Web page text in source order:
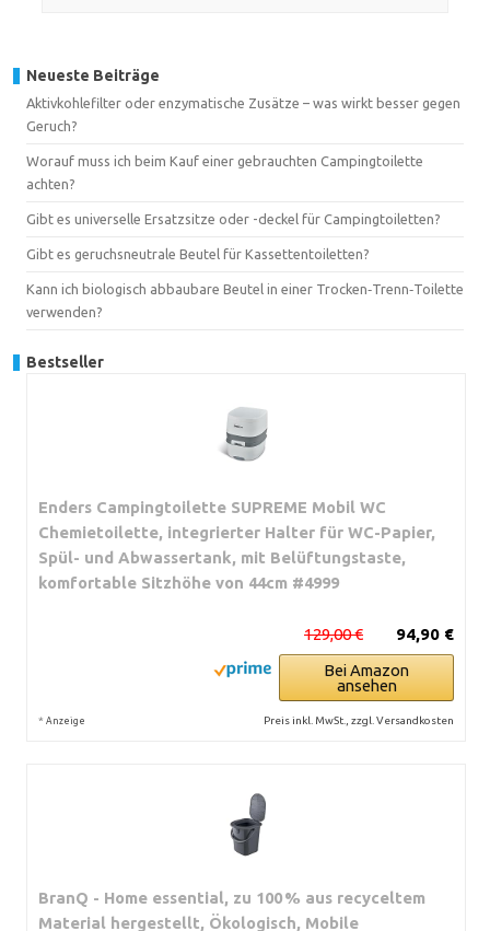
Neueste Beiträge
Aktivkohlefilter oder enzymatische Zusätze – was wirkt besser gegen
Geruch?
Worauf muss ich beim Kauf einer gebrauchten Campingtoilette
achten?
Gibt es universelle Ersatzsitze oder -deckel für Campingtoiletten?
Gibt es geruchsneutrale Beutel für Kassettentoiletten?
Kann ich biologisch abbaubare Beutel in einer Trocken‑Trenn‑Toilette
verwenden?
Bestseller
Enders Campingtoilette SUPREME Mobil WC
Chemietoilette, integrierter Halter für WC-Papier,
Spül- und Abwassertank, mit Belüftungstaste,
komfortable Sitzhöhe von 44cm #4999
94,90 €
129,00 €
Bei Amazon
ansehen
* Anzeige Preis inkl. MwSt., zzgl. Versandkosten
BranQ - Home essential, zu 100 % aus recyceltem
Material hergestellt, Ökologisch, Mobile